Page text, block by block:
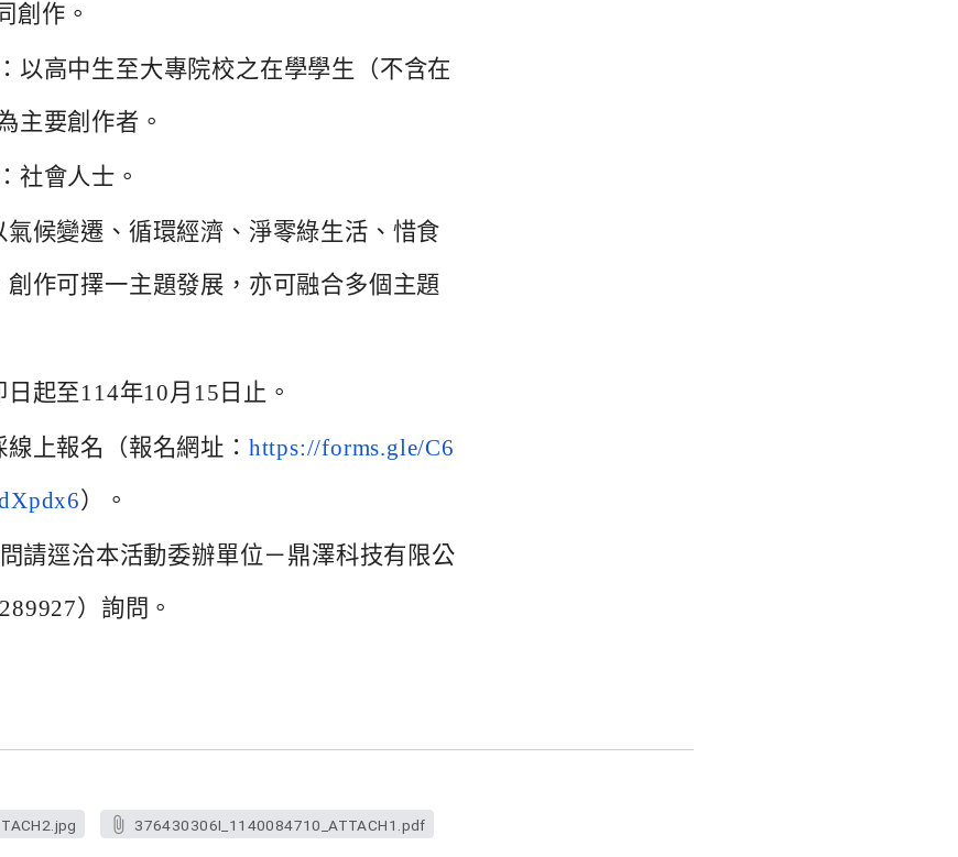
創作。
以高中生至大專院校之在學學生（不含在
主要創作者。
社會人士。
氣候變遷、循環經濟、淨零綠生活、惜食
創作可擇一主題發展，亦可融合多個主題
起至114年10月15日止。
上報名（報名網址： https://forms.gle/C6
）。
請逕洽本活動委辦單位－鼎澤科技有限公
）詢問。
376430306I_1140084710_ATTACH1.pdf